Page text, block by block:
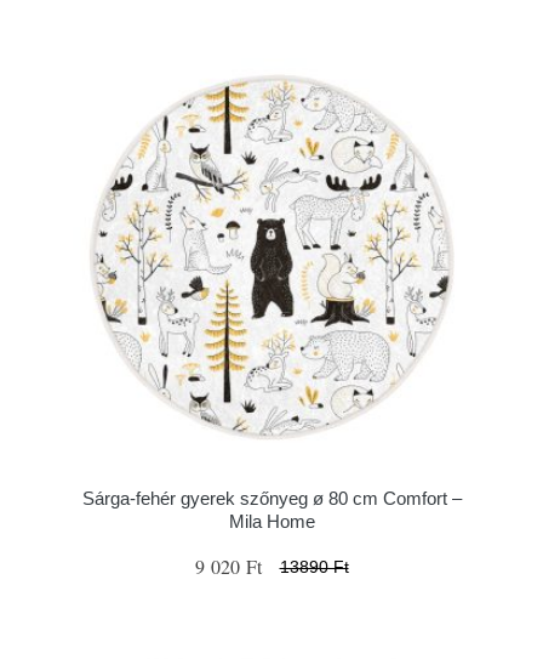
Sárga-fehér gyerek szőnyeg ø 80 cm Comfort –
Mila Home
9 020 Ft 13890 Ft